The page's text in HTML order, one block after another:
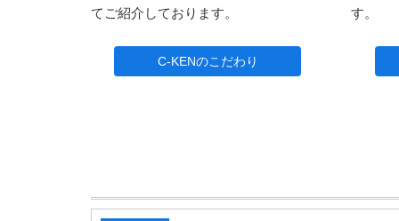
てご紹介しております。
C-KENのこだわり
す。